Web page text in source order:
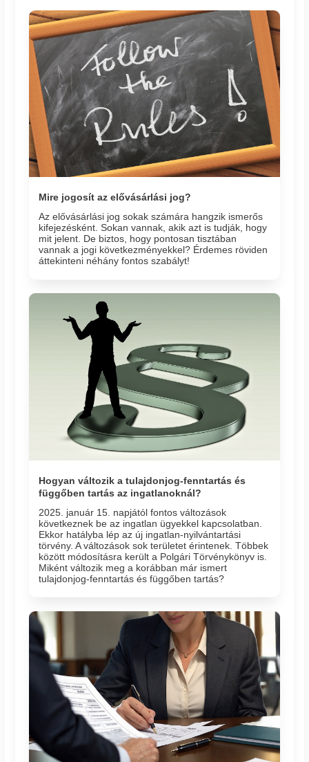
Mire jogosít az elővásárlási jog?
Az elővásárlási jog sokak számára hangzik ismerős
kifejezésként. Sokan vannak, akik azt is tudják, hogy
mit jelent. De biztos, hogy pontosan tisztában
vannak a jogi következményekkel? Érdemes röviden
áttekinteni néhány fontos szabályt!
Hogyan változik a tulajdonjog-fenntartás és
függőben tartás az ingatlanoknál?
2025. január 15. napjától fontos változások
következnek be az ingatlan ügyekkel kapcsolatban.
Ekkor hatályba lép az új ingatlan-nyilvántartási
törvény. A változások sok területet érintenek. Többek
között módosításra került a Polgári Törvénykönyv is.
Miként változik meg a korábban már ismert
tulajdonjog-fenntartás és függőben tartás?